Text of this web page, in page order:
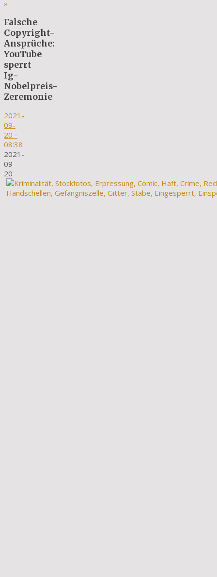
»
Falsche
Copyright-
Ansprüche:
YouTube
sperrt
Ig-
Nobelpreis-
Zeremonie
2021-
09-
20 -
08:38
2021-
09-
20